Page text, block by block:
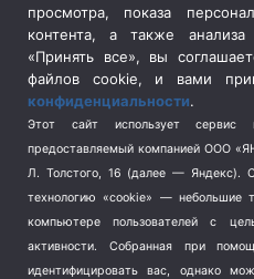
Социальная политика
(3)
Спецоперация в Украине
Спецоперация на Украине
Спорт (740)
Терроризм (1)
Транспорт (262)
Туризм (178)
Флот (76)
просмотра, показа
контента, а также
«Принять все», вы
файлов cookie, и вами
конфиденциальности.
Этот сайт использует сервис
предоставляемый компанией ООО
Л. Толстого, 16 (далее — Яндекс).
технологию «cookie» — небольшие
компьютере пользователей с
активности.
Собранная при
идентифицировать вас, однако